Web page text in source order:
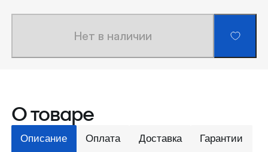
Нет в наличии
О товаре
Описание Оплата Доставка Гарантии